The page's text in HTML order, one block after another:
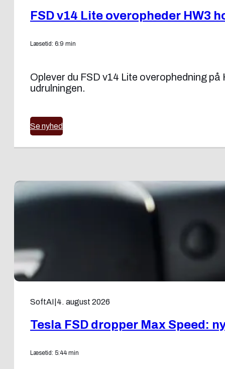
FSD v14 Lite overopheder HW3
Læsetid: 6:9 min
Oplever du FSD v14 Lite overophedning
udrulningen.
Se nyhed
SoftAI 4. august 2026
Tesla FSD dropper Max Speed:
Læsetid: 5:44 min